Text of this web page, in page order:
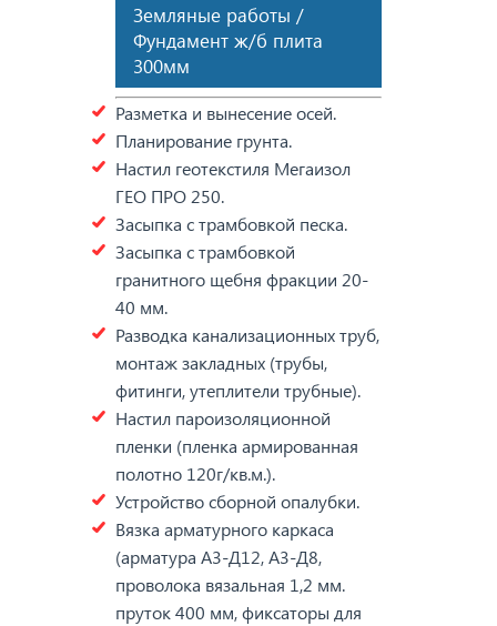
Земляные работы /
Фундамент ж/б плита
300мм
Разметка и вынесение осей.
Планирование грунта.
Настил геотекстиля Мегаизол
ГЕО ПРО 250.
Засыпка с трамбовкой песка.
Засыпка с трамбовкой
гранитного щебня фракции 20-
40 мм.
Разводка канализационных труб,
монтаж закладных (трубы,
фитинги, утеплители трубные).
Настил пароизоляционной
пленки (пленка армированная
полотно 120г/кв.м.).
Устройство сборной опалубки.
Вязка арматурного каркаса
(арматура А3-Д12, А3-Д8,
проволока вязальная 1,2 мм.
пруток 400 мм, фиксаторы для